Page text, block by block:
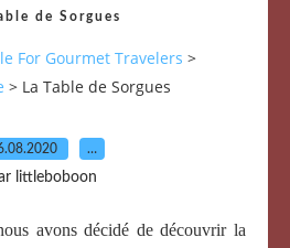
de Sorgues
For Gourmet Travelers >
> La Table de Sorgues
…
littleboboon
avons décidé de découvrir la